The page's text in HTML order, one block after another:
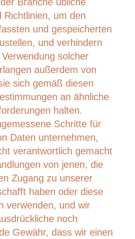
Richtlinien, um den
und gespeicherten
und verhindern
solcher
außerdem von
sich gemäß diesen
an ähnliche
halten.
Schritte für
Daten unternehmen,
verantwortlich gemacht
von jenen, die
Zugang zu unserer
haben oder diese
verwenden, und wir
noch
Gewähr, dass wir einen